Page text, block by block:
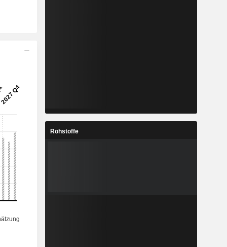
Rohstoffe